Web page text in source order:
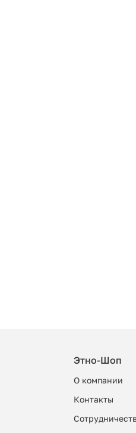
Этно-Шоп
О компании
Контакты